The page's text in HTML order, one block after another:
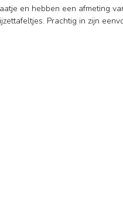
en hebben een afmeting
Prachtig in zijn